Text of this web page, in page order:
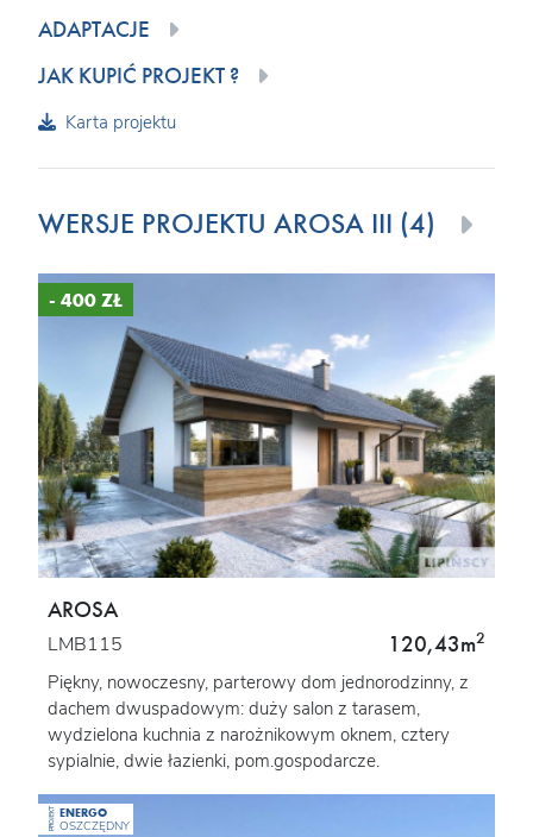
ADAPTACJE
JAK KUPIĆ PROJEKT ?
Karta projektu
WERSJE PROJEKTU AROSA III (4)
- 400 ZŁ
AROSA
LMB115 120,43m2
Piękny, nowoczesny, parterowy dom jednorodzinny, z
dachem dwuspadowym: duży salon z tarasem,
wydzielona kuchnia z narożnikowym oknem, cztery
sypialnie, dwie łazienki, pom.gospodarcze.
PROJEKT ENERGO
OSZCZĘDNY